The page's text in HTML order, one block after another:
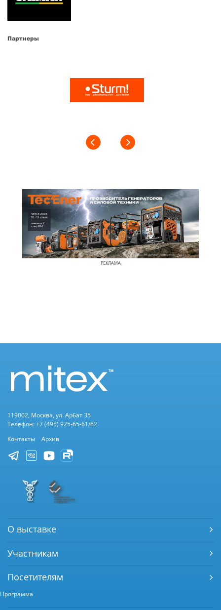
Партнеры
РЕКЛАМА
119002, Москва, ул. Арбат 35
Телефон: +7 (495) 925-65-61/62
Контакты
Архив
О выставке
Участникам
Посетителям
Программа